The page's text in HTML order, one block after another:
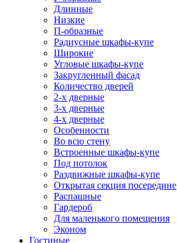
Длинные
Низкие
П-образные
Радиусные шкафы-купе
Широкие
Угловые шкафы-купе
Закругленный фасад
Количество дверей
2-х дверные
3-х дверные
4-х дверные
Особенности
Во всю стену
Встроенные шкафы-купе
Под потолок
Раздвижные шкафы-купе
Открытая секция посередине
Распашные
Гардероб
Для маленького помещения
Эконом
Гостиные